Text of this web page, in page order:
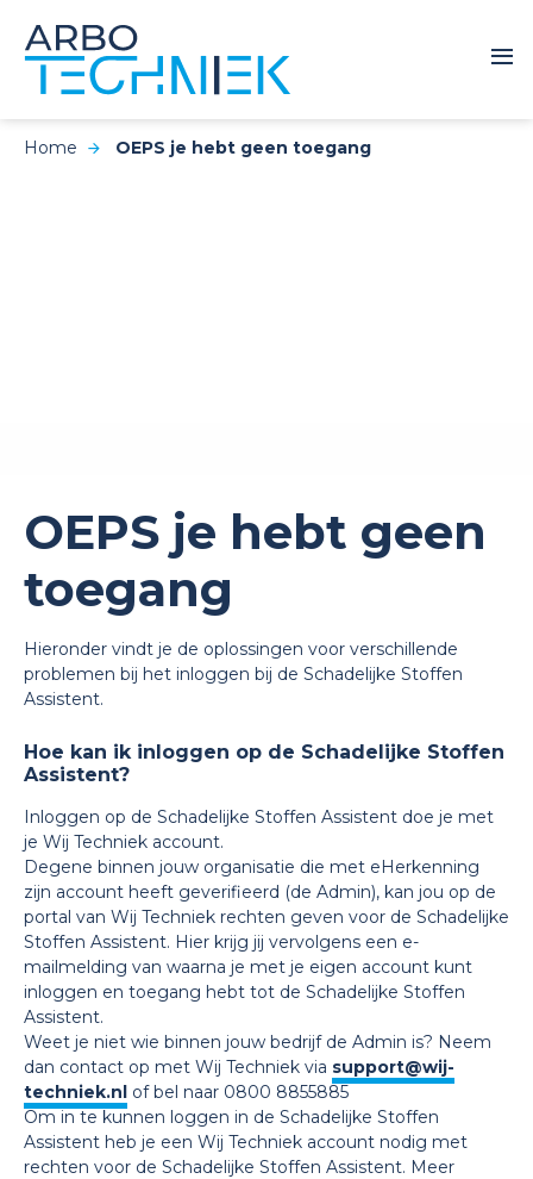
Home OEPS je hebt geen toegang
OEPS je hebt geen
toegang
Hieronder vindt je de oplossingen voor verschillende
problemen bij het inloggen bij de Schadelijke Stoffen
Assistent.
Hoe kan ik inloggen op de Schadelijke Stoffen
Assistent?
Inloggen op de Schadelijke Stoffen Assistent doe je met
je Wij Techniek account.
Degene binnen jouw organisatie die met eHerkenning
zijn account heeft geverifieerd (de Admin), kan jou op de
portal van Wij Techniek rechten geven voor de Schadelijke
Stoffen Assistent. Hier krijg jij vervolgens een e-
mailmelding van waarna je met je eigen account kunt
inloggen en toegang hebt tot de Schadelijke Stoffen
Assistent.
Weet je niet wie binnen jouw bedrijf de Admin is? Neem
dan contact op met Wij Techniek via support@wij-
techniek.nl of bel naar 0800 8855885
Om in te kunnen loggen in de Schadelijke Stoffen
Assistent heb je een Wij Techniek account nodig met
rechten voor de Schadelijke Stoffen Assistent. Meer